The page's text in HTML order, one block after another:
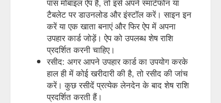
टैबलेट पर डाउनलोड और इंस्टॉल करें। साइन इन
करें या एक खाता बनाएं और फिर ऐप में अपना
उपहार कार्ड जोड़ें। ऐप को उपलब्ध शेष राशि
प्रदर्शित करनी चाहिए।
रसीद: अगर आपने उपहार कार्ड का उपयोग करके
हाल ही में कोई खरीदारी की है, तो रसीद की जांच
करें। कुछ रसीदें प्रत्येक लेनदेन के बाद शेष राशि
प्रदर्शित करती हैं।